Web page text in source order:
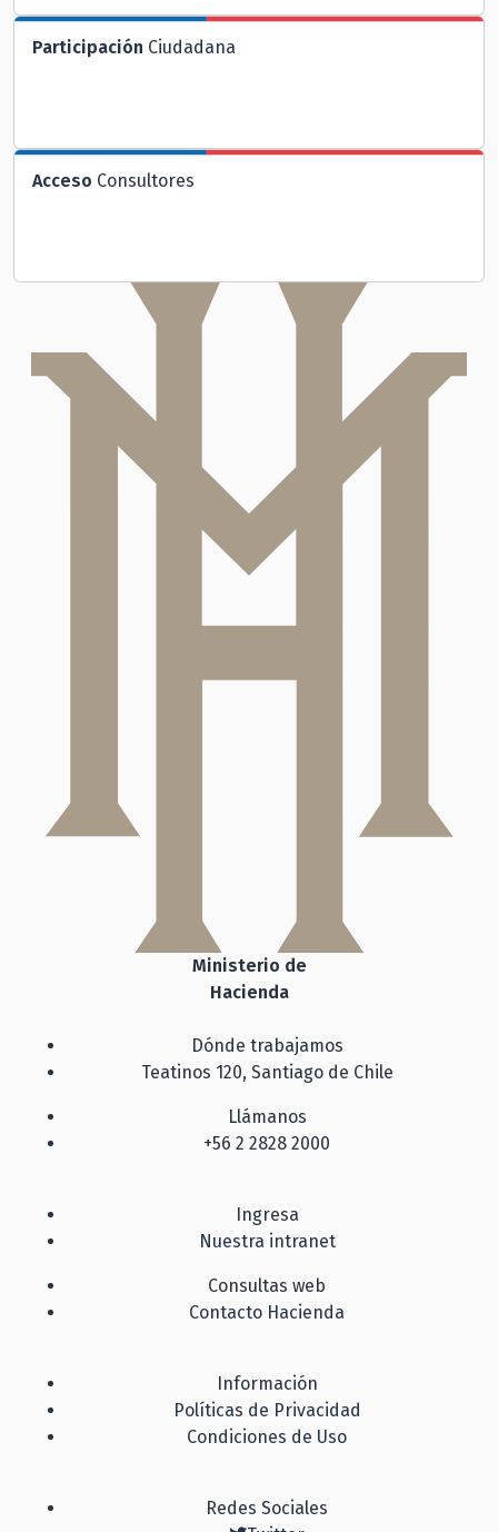
Participación Ciudadana
Acceso Consultores
Ministerio de
Hacienda
Dónde trabajamos
Teatinos 120, Santiago de Chile
Llámanos
+56 2 2828 2000
Ingresa
Nuestra intranet
Consultas web
Contacto Hacienda
Información
Políticas de Privacidad
Condiciones de Uso
Redes Sociales